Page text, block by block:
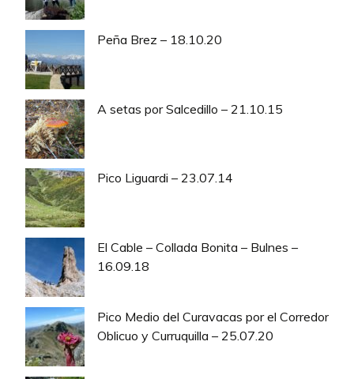
Peña Brez – 18.10.20
A setas por Salcedillo – 21.10.15
Pico Liguardi – 23.07.14
El Cable – Collada Bonita – Bulnes –
16.09.18
Pico Medio del Curavacas por el Corredor
Oblicuo y Curruquilla – 25.07.20